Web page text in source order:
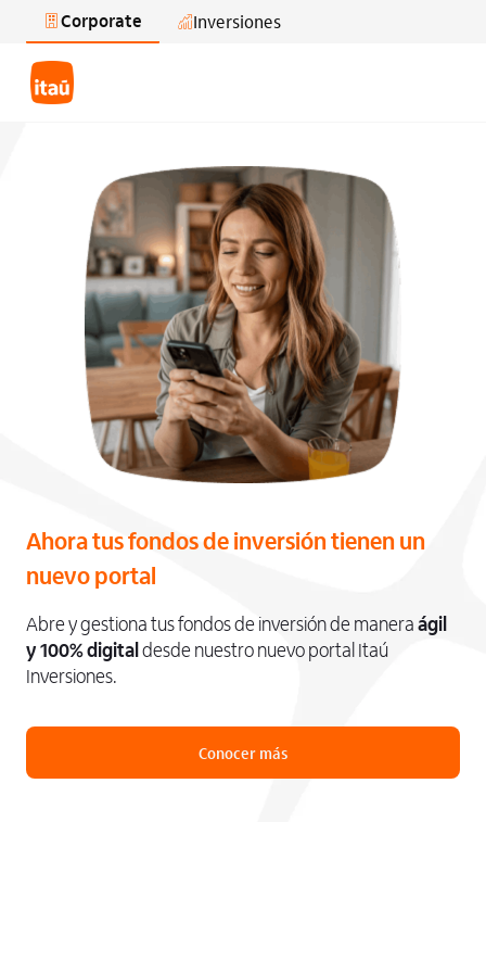
Saltar al contenido principal
Corporate Inversiones
Ahora tus fondos de inversión tienen un
nuevo portal
Abre y gestiona tus fondos de inversión de manera ágil
y 100% digitaldesde nuestro nuevo portal Itaú
Inversiones.
Conocer más